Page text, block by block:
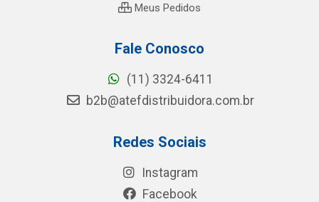
Meus Pedidos
Fale Conosco
(11) 3324-6411
b2b@atefdistribuidora.com.br
Redes Sociais
Instagram
Facebook